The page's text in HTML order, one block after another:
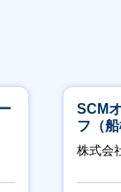
SCM
フ（
迎】
株式会